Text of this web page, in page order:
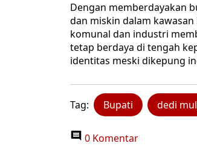
Dengan memberdayakan
dan miskin dalam
komunal dan industri
tetap berdaya di tengah
identitas meski dikepung
Tag: Bupati dedi
0 Komentar